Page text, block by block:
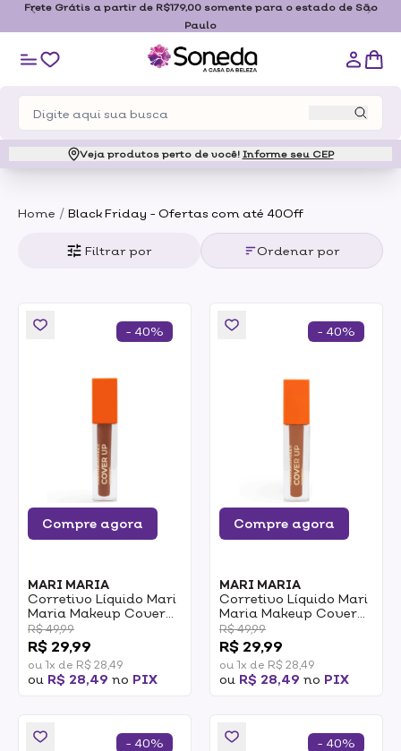
Frete Grátis a partir de R$179,00 somente para o estado de São
Paulo
Veja produtos perto de você! Informe seu CEP
Home / Black Friday - Ofertas com até 40Off
Filtrar por Ordenar por
Compre agora
MARI MARIA
Corretivo Líquido Mari
Maria Makeup Cover
Up MMC13 5,2ml
R$ 49,99
R$ 29,99
ou 1x de R$ 28,49
ou R$ 28,49 no PIX
- 40%
Compre agora
MARI MARIA
Corretivo Líquido Mari
Maria Makeup Cover
Up MMC12 5,2ml
R$ 49,99
R$ 29,99
ou 1x de R$ 28,49
ou R$ 28,49 no PIX
- 40%
- 40% - 40%